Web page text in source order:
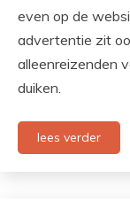
even op de
advertentie zit
alleenreizenden
duiken.
lees verder